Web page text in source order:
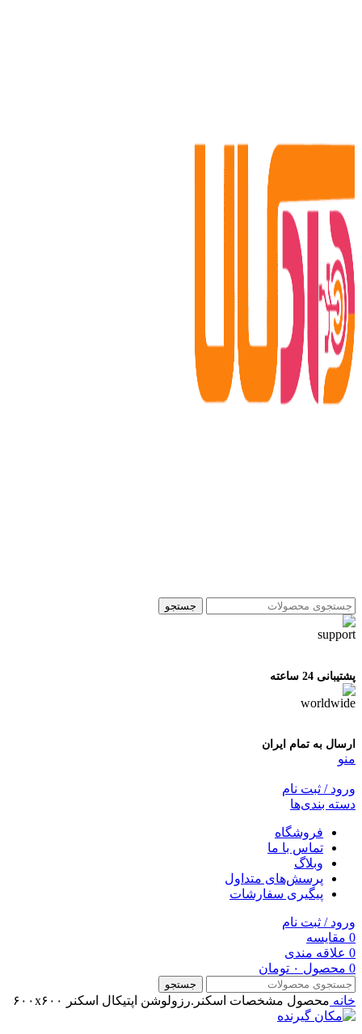
جستجو
پشتیبانی 24 ساعته
ارسال به تمام ایران
منو
ورود / ثبت نام
دسته بندی‌ها
فروشگاه
تماس با ما
وبلاگ
پرسش‌های متداول
پیگیری سفارشات
ورود / ثبت نام
0 مقایسه
0 علاقه مندی
0 محصول ۰ تومان
جستجو
خانه محصول مشخصات اسکنر.رزولوشن اپتیکال اسکنر ۶۰۰x۶۰۰